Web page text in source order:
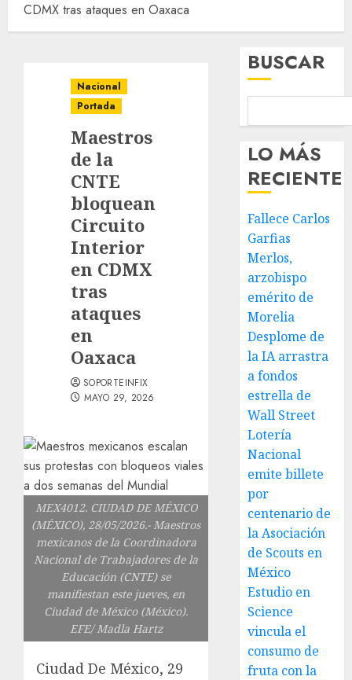
CDMX tras ataques en Oaxaca
Nacional
Portada
Maestros
de la
CNTE
bloquean
Circuito
Interior
en CDMX
tras
ataques
en
Oaxaca
SOPORTEINFIX
MAYO 29, 2026
MEX4012. CIUDAD DE MÉXICO
(MÉXICO), 28/05/2026.- Maestros
mexicanos de la Coordinadora
Nacional de Trabajadores de la
Educación (CNTE) se
manifiestan este jueves, en
Ciudad de México (México).
EFE/ Madla Hartz
Ciudad De México, 29
BUSCAR
LO MÁS
RECIENTE
Fallece Carlos
Garfias
Merlos,
arzobispo
emérito de
Morelia
Desplome de
la IA arrastra
a fondos
estrella de
Wall Street
Lotería
Nacional
emite billete
por
centenario de
la Asociación
de Scouts en
México
Estudio en
Science
vincula el
consumo de
fruta con la